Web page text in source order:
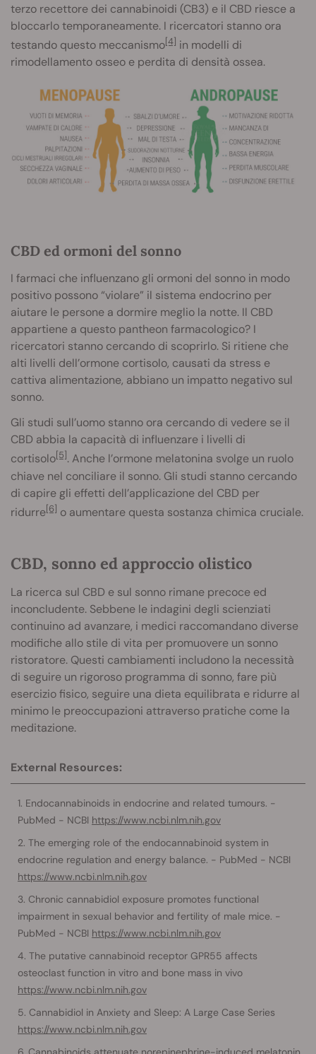
terzo recettore dei cannabinoidi (CB3) e il CBD riesce a
bloccarlo temporaneamente. I ricercatori stanno ora
testando questo meccanismo[4] in modelli di
rimodellamento osseo e perdita di densità ossea.
CBD ed ormoni del sonno
I farmaci che influenzano gli ormoni del sonno in modo
positivo possono “violare” il sistema endocrino per
aiutare le persone a dormire meglio la notte. Il CBD
appartiene a questo pantheon farmacologico? I
ricercatori stanno cercando di scoprirlo. Si ritiene che
alti livelli dell’ormone cortisolo, causati da stress e
cattiva alimentazione, abbiano un impatto negativo sul
sonno.
Gli studi sull’uomo stanno ora cercando di vedere se il
CBD abbia la capacità di influenzare i livelli di
cortisolo[5]. Anche l’ormone melatonina svolge un ruolo
chiave nel conciliare il sonno. Gli studi stanno cercando
di capire gli effetti dell’applicazione del CBD per
ridurre[6] o aumentare questa sostanza chimica cruciale.
CBD, sonno ed approccio olistico
La ricerca sul CBD e sul sonno rimane precoce ed
inconcludente. Sebbene le indagini degli scienziati
continuino ad avanzare, i medici raccomandano diverse
modifiche allo stile di vita per promuovere un sonno
ristoratore. Questi cambiamenti includono la necessità
di seguire un rigoroso programma di sonno, fare più
esercizio fisico, seguire una dieta equilibrata e ridurre al
minimo le preoccupazioni attraverso pratiche come la
meditazione.
External Resources:
Endocannabinoids in endocrine and related tumours. -
PubMed - NCBI https://www.ncbi.nlm.nih.gov
The emerging role of the endocannabinoid system in
endocrine regulation and energy balance. - PubMed - NCBI
https://www.ncbi.nlm.nih.gov
Chronic cannabidiol exposure promotes functional
impairment in sexual behavior and fertility of male mice. -
PubMed - NCBI https://www.ncbi.nlm.nih.gov
The putative cannabinoid receptor GPR55 affects
osteoclast function in vitro and bone mass in vivo
https://www.ncbi.nlm.nih.gov
Cannabidiol in Anxiety and Sleep: A Large Case Series
https://www.ncbi.nlm.nih.gov